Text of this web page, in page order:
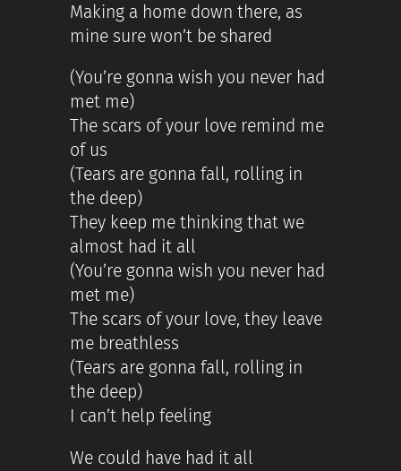
Making a home down there, as
mine sure won’t be shared
(You’re gonna wish you never had
met me)
The scars of your love remind me
of us
(Tears are gonna fall, rolling in
the deep)
They keep me thinking that we
almost had it all
(You’re gonna wish you never had
met me)
The scars of your love, they leave
me breathless
(Tears are gonna fall, rolling in
the deep)
I can’t help feeling
We could have had it all